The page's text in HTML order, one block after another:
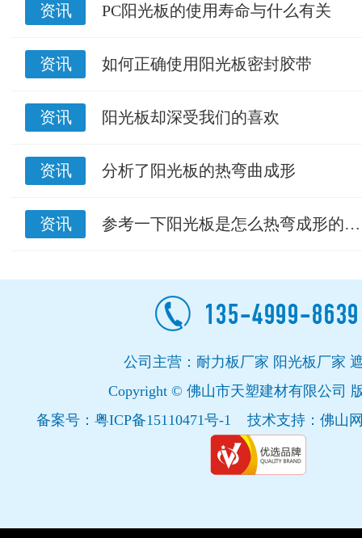
资讯 PC阳光板的使用寿命与什么有关
资讯 如何正确使用阳光板密封胶带
资讯 阳光板却深受我们的喜欢
资讯 分析了阳光板的热弯曲成形
资讯 参考一下阳光板是怎么热弯成形的…
公司主营：耐力板厂家 阳光板厂家
Copyright © 佛山市天塑建材有限公司
备案号：粤ICP备15110471号-1 技术支持：佛山